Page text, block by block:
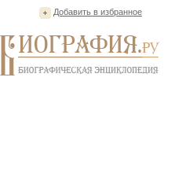
Добавить в избранное